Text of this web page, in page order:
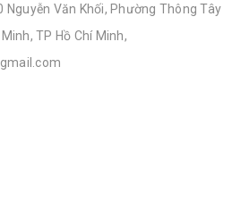
Nguyễn Văn Khối, Phường Thông Tây
TP Hồ Chí Minh,